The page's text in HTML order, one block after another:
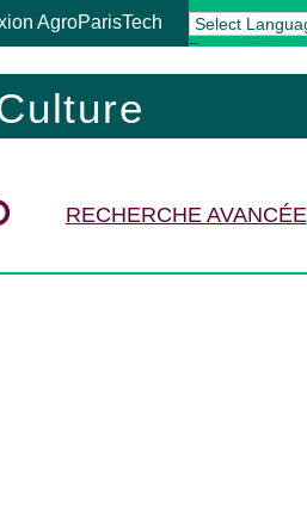
AgroParisTech
Powered by
RECHERCHE AVANCÉE